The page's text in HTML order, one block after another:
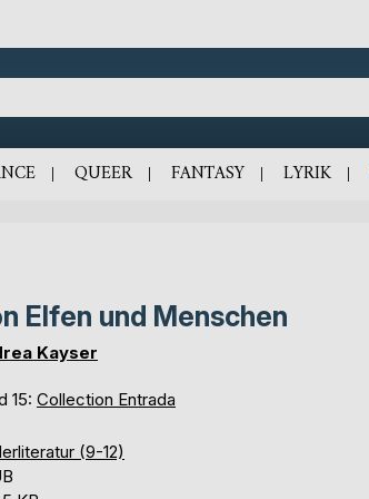
QUEER FANTASY LYRIK
Elfen und Menschen
Kayser
15: Collection Entrada
(9-12)